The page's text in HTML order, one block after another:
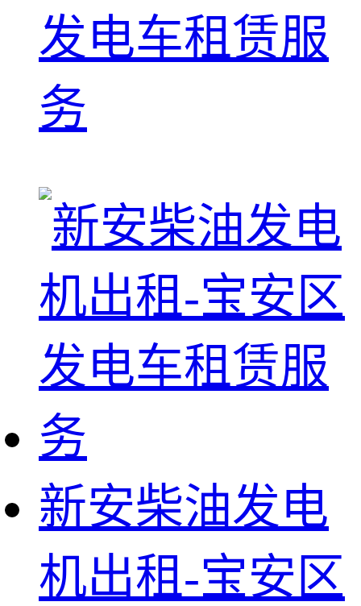
发电车租赁服
务
新安柴油发电
机出租-宝安区